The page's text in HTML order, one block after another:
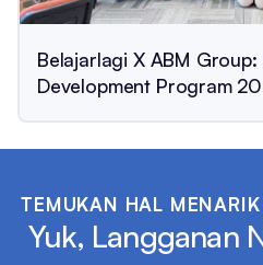
Belajarlagi X ABM
Development Program
TEMUKAN HAL
Yuk, Langganan